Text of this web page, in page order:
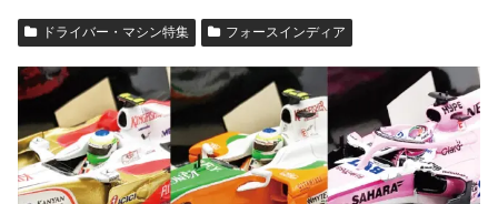
ドライバー・マシン特集 フォースインディア